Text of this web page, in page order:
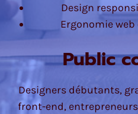
Design
Ergonomie
Public
Designers débutants,
front-end,